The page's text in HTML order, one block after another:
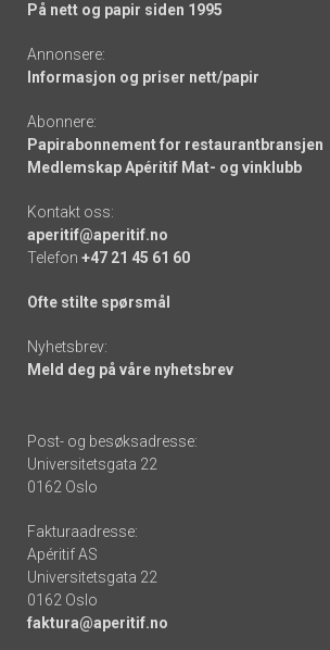
På nett og papir siden 1995
Annonsere:
Informasjon og priser nett/papir
Abonnere:
Papirabonnement for restaurantbransjen
Medlemskap Apéritif Mat- og vinklubb
Kontakt oss:
aperitif@aperitif.no
Telefon +47 21 45 61 60
Ofte stilte spørsmål
Nyhetsbrev:
Meld deg på våre nyhetsbrev
Post- og besøksadresse:
Universitetsgata 22
0162 Oslo
Fakturaadresse:
Apéritif AS
Universitetsgata 22
0162 Oslo
faktura@aperitif.no